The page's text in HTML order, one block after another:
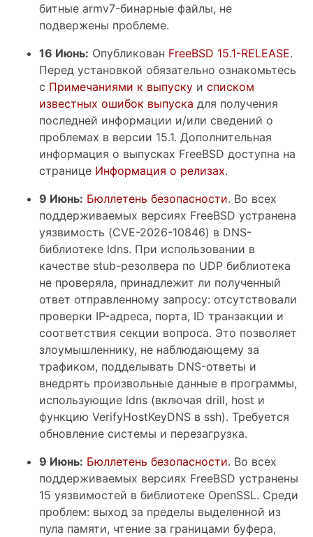
битные armv7-бинарные файлы, не
подвержены проблеме.
16 Июнь: Опубликован FreeBSD 15.1-RELEASE.
Перед установкой обязательно ознакомьтесь
с Примечаниями к выпуску и списком
известных ошибок выпуска для получения
последней информации и/или сведений о
проблемах в версии 15.1. Дополнительная
информация о выпусках FreeBSD доступна на
странице Информация о релизах.
9 Июнь: Бюллетень безопасности. Во всех
поддерживаемых версиях FreeBSD устранена
уязвимость (CVE-2026-10846) в DNS-
библиотеке ldns. При использовании в
качестве stub-резолвера по UDP библиотека
не проверяла, принадлежит ли полученный
ответ отправленному запросу: отсутствовали
проверки IP-адреса, порта, ID транзакции и
соответствия секции вопроса. Это позволяет
злоумышленнику, не наблюдающему за
трафиком, подделывать DNS-ответы и
внедрять произвольные данные в программы,
использующие ldns (включая drill, host и
функцию VerifyHostKeyDNS в ssh). Требуется
обновление системы и перезагрузка.
9 Июнь: Бюллетень безопасности. Во всех
поддерживаемых версиях FreeBSD устранены
15 уязвимостей в библиотеке OpenSSL. Среди
проблем: выход за пределы выделенной из
пула памяти, чтение за границами буфера,